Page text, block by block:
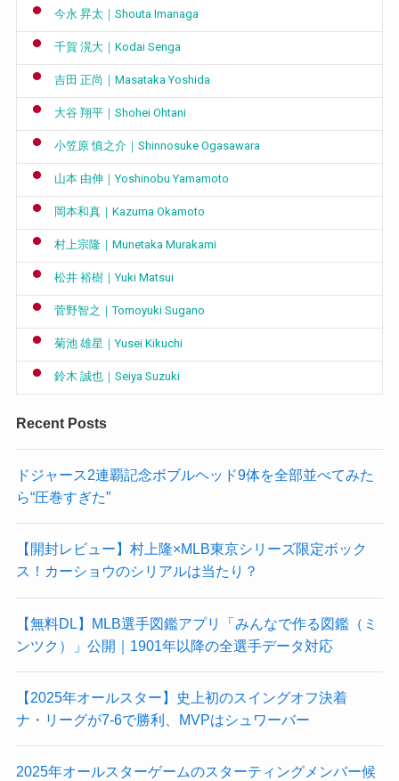
今永 昇太｜Shouta Imanaga
千賀 滉大｜Kodai Senga
吉田 正尚｜Masataka Yoshida
大谷 翔平｜Shohei Ohtani
小笠原 慎之介｜Shinnosuke Ogasawara
山本 由伸｜Yoshinobu Yamamoto
岡本和真｜Kazuma Okamoto
村上宗隆｜Munetaka Murakami
松井 裕樹｜Yuki Matsui
菅野智之｜Tomoyuki Sugano
菊池 雄星｜Yusei Kikuchi
鈴木 誠也｜Seiya Suzuki
Recent Posts
ドジャース2連覇記念ボブルヘッド9体を全部並べてみた
ら“圧巻すぎた”
【開封レビュー】村上隆×MLB東京シリーズ限定ボック
ス！カーショウのシリアルは当たり？
【無料DL】MLB選手図鑑アプリ「みんなで作る図鑑（ミ
ンツク）」公開｜1901年以降の全選手データ対応
【2025年オールスター】史上初のスイングオフ決着
ナ・リーグが7-6で勝利、MVPはシュワーバー
2025年オールスターゲームのスターティングメンバー候